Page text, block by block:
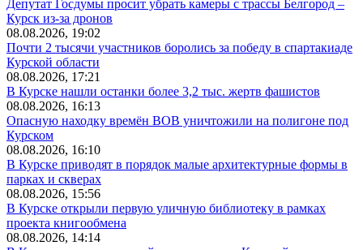
Депутат Госдумы просит убрать камеры с трассы Белгород –
Курск из-за дронов
08.08.2026, 19:02
Почти 2 тысячи участников боролись за победу в спартакиаде
Курской области
08.08.2026, 17:21
В Курске нашли останки более 3,2 тыс. жертв фашистов
08.08.2026, 16:13
Опасную находку времён ВОВ уничтожили на полигоне под
Курском
08.08.2026, 16:10
В Курске приводят в порядок малые архитектурные формы в
парках и скверах
08.08.2026, 15:56
В Курске открыли первую уличную библиотеку в рамках
проекта книгообмена
08.08.2026, 14:14